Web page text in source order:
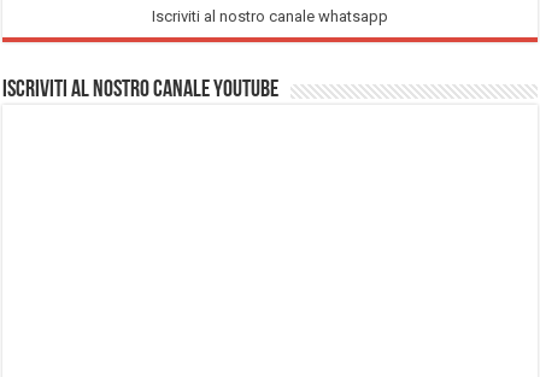
Iscriviti al nostro canale whatsapp
Iscriviti al nostro Canale Youtube